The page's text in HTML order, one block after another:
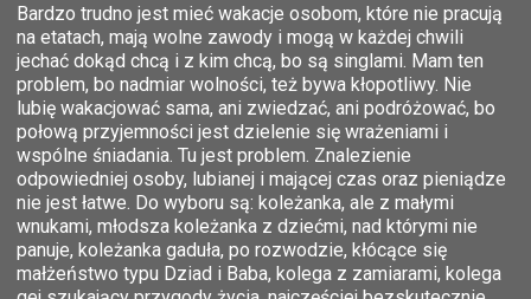
Bardzo trudno jest mieć wakacje osobom, które nie pracują
na etatach, mają wolne zawody i mogą w każdej chwili
jechać dokąd chcą i z kim chcą, bo są singlami. Mam ten
problem, bo nadmiar wolności, też bywa kłopotliwy. Nie
lubię wakacjować sama, ani zwiedzać, ani podróżować, bo
połową przyjemności jest dzielenie się wrażeniami i
wspólne śniadania. Tu jest problem. Znalezienie
odpowiedniej osoby, lubianej i mającej czas oraz pieniądze
nie jest łatwe. Do wyboru są: koleżanka, ale z małymi
wnukami, młodsza koleżanka z dziećmi, nad którymi nie
panuje, koleżanka gaduła, po rozwodzie, kłócące się
małżeństwo typu Dziad i Baba, kolega z zamiarami, kolega